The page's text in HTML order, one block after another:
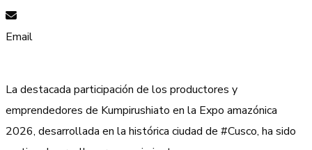
Email
La destacada participación de los productores y
emprendedores de Kumpirushiato en la Expo amazónica
2026, desarrollada en la histórica ciudad de #Cusco, ha sido